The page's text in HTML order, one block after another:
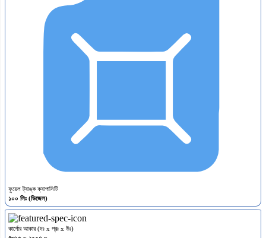
ফুয়েল ট্যাঙ্ক ক্যাপাসিটি
১০০ লিঃ (ডিজেল)
কার্গোর আকার (দঃ x প্রঃ x উঃ)